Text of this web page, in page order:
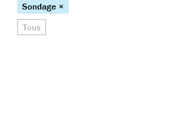
Sondage ×
Tous